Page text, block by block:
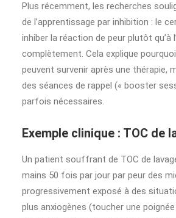
Plus récemment, les recherches
de l’apprentissage par inhibition : le
inhiber la réaction de peur plutôt qu’à
complètement. Cela explique
peuvent survenir après une thérapie,
des séances de rappel (« booster
parfois nécessaires.
Exemple clinique : TOC de
Un patient souffrant de TOC de
mains 50 fois par jour par peur des
progressivement exposé à des
plus anxiogènes (toucher une